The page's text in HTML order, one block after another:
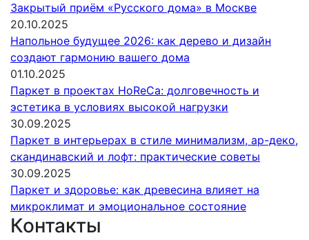
Закрытый приём «Русского дома» в Москве
20.10.2025
Напольное будущее 2026: как дерево и дизайн
создают гармонию вашего дома
01.10.2025
Паркет в проектах HoReCa: долговечность и
эстетика в условиях высокой нагрузки
30.09.2025
Паркет в интерьерах в стиле минимализм, ар-деко,
скандинавский и лофт: практические советы
30.09.2025
Паркет и здоровье: как древесина влияет на
микроклимат и эмоциональное состояние
Контакты